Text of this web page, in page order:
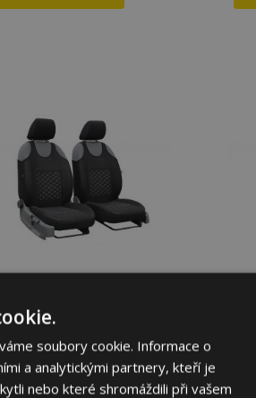
autotrika MOTIVE
se šedým prošitím,
2 ks
819,00 Kč
soubory cookie. Informace o
a analytickými partnery, kteří je
nebo které shromáždili při vašem